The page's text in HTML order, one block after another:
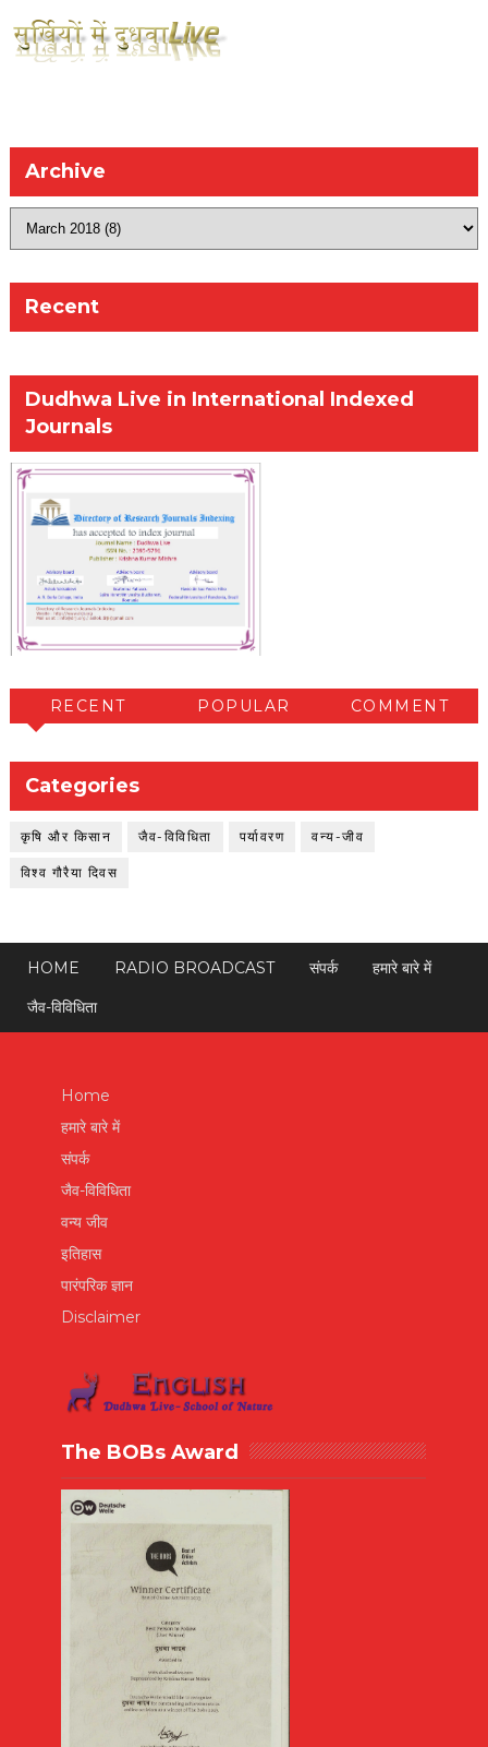
Archive
Recent
Dudhwa Live in International Indexed
Journals
RECENT POPULAR COMMENT
Categories
कृषि और किसान जैव-विविधिता पर्यावरण वन्य-जीव
विश्व गौरैया दिवस
HOME RADIO BROADCAST संपर्क
हमारे बारे में
जैव-विविधिता
Home
हमारे बारे में
संपर्क
जैव-विविधिता
वन्य जीव
इतिहास
पारंपरिक ज्ञान
Disclaimer
The BOBs Award